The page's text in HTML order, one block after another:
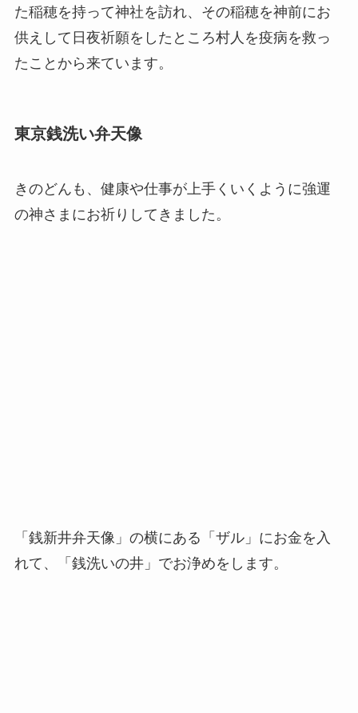
た稲穂を持って神社を訪れ、その稲穂を神前にお
供えして日夜祈願をしたところ村人を疫病を救っ
たことから来ています。
東京銭洗い弁天像
きのどんも、健康や仕事が上手くいくように強運
の神さまにお祈りしてきました。
「銭新井弁天像」の横にある「ザル」にお金を入
れて、「銭洗いの井」でお浄めをします。